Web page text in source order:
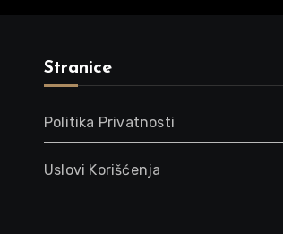
Stranice
Politika Privatnosti
Uslovi Korišćenja